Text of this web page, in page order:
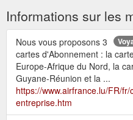
Informations sur les
Nous vous proposons 3
cartes d'Abonnement : la
Europe-Afrique du Nord, la
Guyane-Réunion et la ...
https://www.airfrance.lu/FR/
entreprise.htm